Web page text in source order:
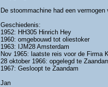
De stoommachine had een
Geschiedenis:
1952: HH305 Hinrich Hey
1960: omgebouwd tot oliestoker
1963: IJM28 Amsterdam
Nov 1965: laatste reis voor de Firma
28 oktober 1966: opgelegd te
1967: Gesloopt te Zaandam
Jan